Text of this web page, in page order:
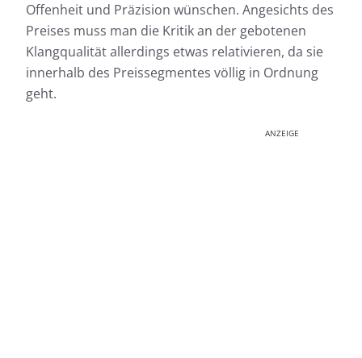
Offenheit und Präzision wünschen. Angesichts des
Preises muss man die Kritik an der gebotenen
Klangqualität allerdings etwas relativieren, da sie
innerhalb des Preissegmentes völlig in Ordnung
geht.
ANZEIGE